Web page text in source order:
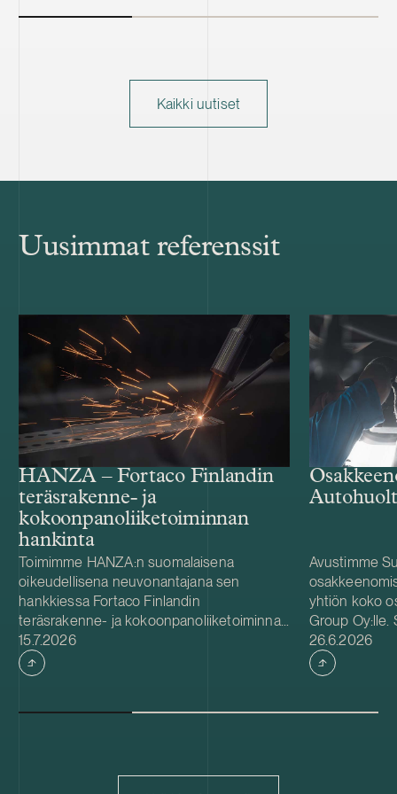
Kaikki uutiset
Uusimmat referenssit
HANZA – Fortaco Finlandin
teräsrakenne- ja
kokoonpanoliiketoiminnan
hankinta
Toimimme HANZA:n suomalaisena
oikeudellisena neuvonantajana sen
hankkiessa Fortaco Finlandin
teräsrakenne- ja kokoonpanoliiketoiminnat.
Järjestely toteutetaan liiketoiminta- ja
osakekauppana, ja se kattaa Fortaco
Finlandin teräsrakenne- ja
kahden virolaisen ja kahden puolalaisen
neljänneksen aikana. Kaupan
Julkaistu
15.7.2026
Avustimme
yhtiön koko
Group Oy:lle.
konserni on
autojen
yrityksistä ja
myös
Julkaistu
26.6.2026